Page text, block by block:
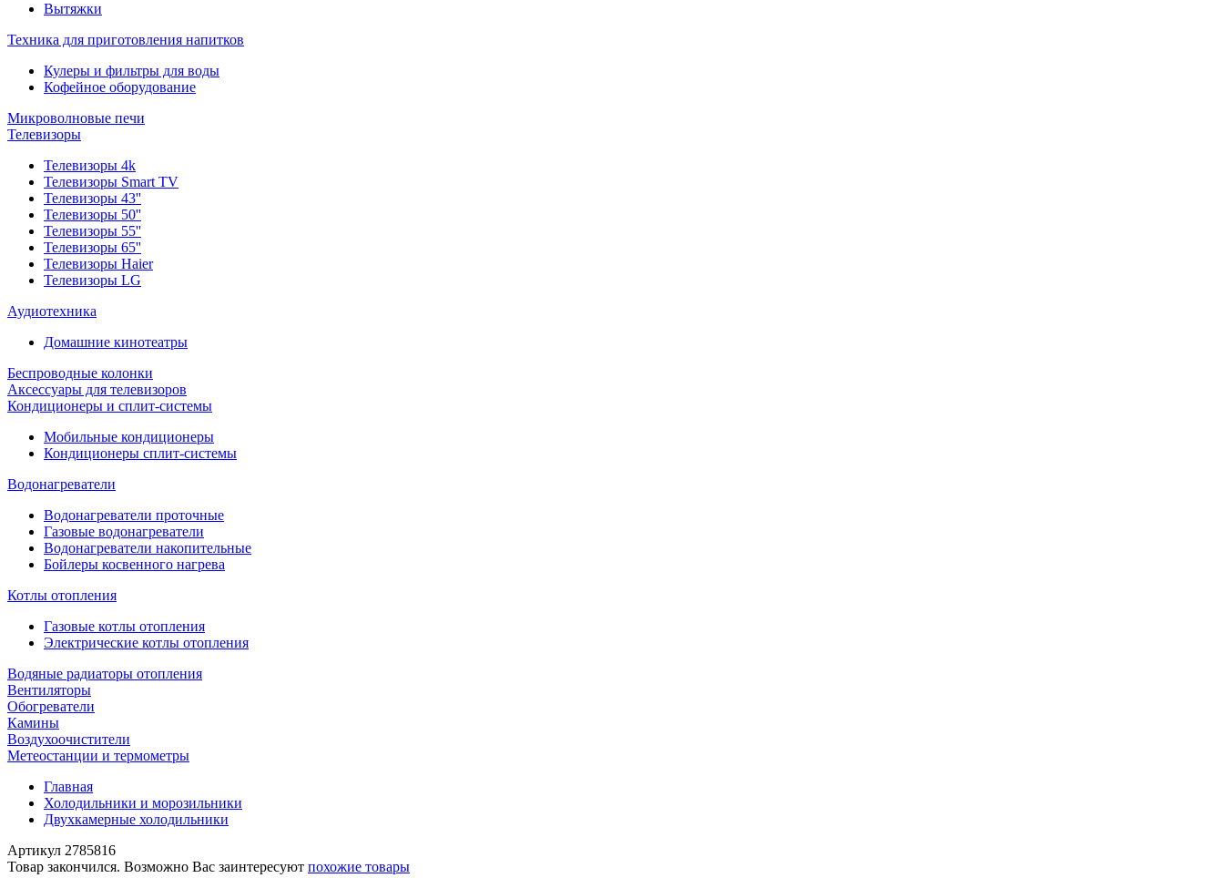
Вытяжки
Техника для приготовления напитков
Кулеры и фильтры для воды
Кофейное оборудование
Микроволновые печи
Телевизоры
Телевизоры 4k
Телевизоры Smart TV
Телевизоры 43''
Телевизоры 50''
Телевизоры 55''
Телевизоры 65''
Телевизоры Haier
Телевизоры LG
Аудиотехника
Домашние кинотеатры
Беспроводные колонки
Аксессуары для телевизоров
Кондиционеры и сплит-системы
Мобильные кондиционеры
Кондиционеры сплит-системы
Водонагреватели
Водонагреватели проточные
Газовые водонагреватели
Водонагреватели накопительные
Бойлеры косвенного нагрева
Котлы отопления
Газовые котлы отопления
Электрические котлы отопления
Водяные радиаторы отопления
Вентиляторы
Обогреватели
Камины
Воздухоочистители
Метеостанции и термометры
Главная
Холодильники и морозильники
Двухкамерные холодильники
Артикул 2785816
Товар закончился. Возможно Вас заинтересуют похожие товары